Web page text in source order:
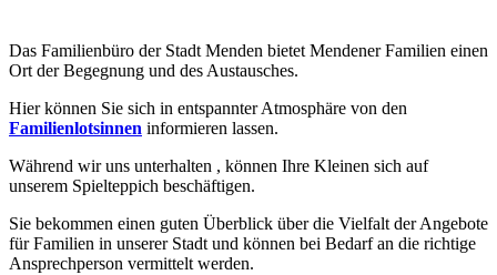
Das Familienbüro der Stadt Menden bietet Mendener Familien einen
Ort der Begegnung und des Austausches.
Hier können Sie sich in entspannter Atmosphäre von den
Familienlotsinnen informieren lassen.
Während wir uns unterhalten , können Ihre Kleinen sich auf
unserem Spielteppich beschäftigen.
Sie bekommen einen guten Überblick über die Vielfalt der Angebote
für Familien in unserer Stadt und können bei Bedarf an die richtige
Ansprechperson vermittelt werden.